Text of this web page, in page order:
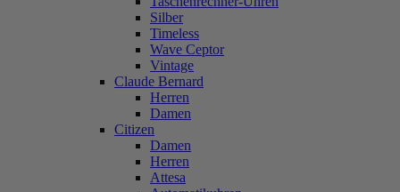
Silber
Timeless
Wave Ceptor
Vintage
Claude Bernard
Herren
Damen
Citizen
Damen
Herren
Attesa